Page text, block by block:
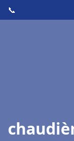
📞